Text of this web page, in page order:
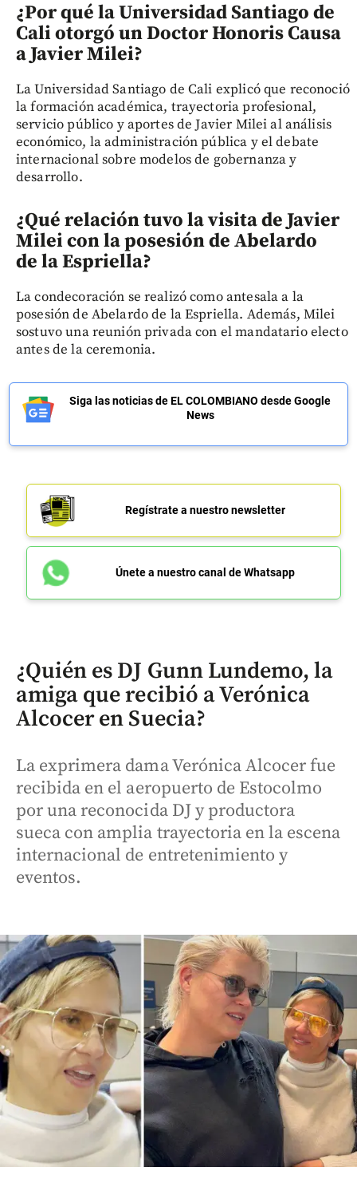
¿Por qué la Universidad Santiago de
Cali otorgó un Doctor Honoris Causa
a Javier Milei?
La Universidad Santiago de Cali explicó que reconoció
la formación académica, trayectoria profesional,
servicio público y aportes de Javier Milei al análisis
económico, la administración pública y el debate
internacional sobre modelos de gobernanza y
desarrollo.
¿Qué relación tuvo la visita de Javier
Milei con la posesión de Abelardo
de la Espriella?
La condecoración se realizó como antesala a la
posesión de Abelardo de la Espriella. Además, Milei
sostuvo una reunión privada con el mandatario electo
antes de la ceremonia.
Siga las noticias de EL COLOMBIANO desde Google
News
Regístrate a nuestro newsletter
Únete a nuestro canal de Whatsapp
¿Quién es DJ Gunn Lundemo, la
amiga que recibió a Verónica
Alcocer en Suecia?
La exprimera dama Verónica Alcocer fue
recibida en el aeropuerto de Estocolmo
por una reconocida DJ y productora
sueca con amplia trayectoria en la escena
internacional de entretenimiento y
eventos.